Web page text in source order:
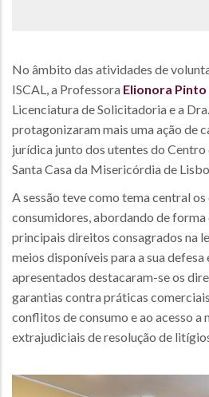
No âmbito das atividades de
ISCAL, a Professora Elionora Pinto
Licenciatura de Solicitadoria e a Dra.
protagonizaram mais uma ação de
jurídica junto dos utentes do Centro
Santa Casa da Misericórdia de
A sessão teve como tema central
consumidores, abordando de forma
principais direitos consagrados na
meios disponíveis para a sua
apresentados destacaram-se os
garantias contra práticas
conflitos de consumo e ao acesso a
extrajudiciais de resolução de